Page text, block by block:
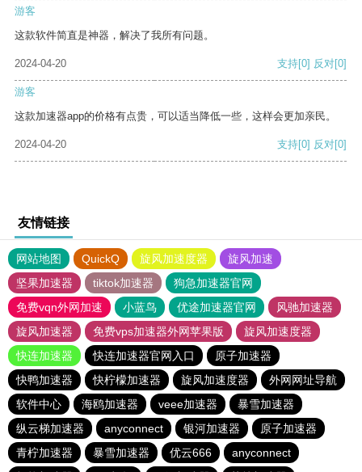
游客
这款软件简直是神器，解决了我所有问题。
2024-04-20 支持[0] 反对[0]
游客
这款加速器app的价格有点贵，可以适当降低一些，这样会更加亲民。
2024-04-20 支持[0] 反对[0]
友情链接
网站地图 QuickQ 旋风加速度器
旋风加速
坚果加速器
tiktok加速器
狗急加速器官网
免费vqn外网加速
小蓝鸟 优途加速器官网
风驰加速器
旋风加速器
免费vps加速器外网苹果版
旋风加速度器
快连加速器
快连加速器官网入口
原子加速器
快鸭加速器
快柠檬加速器 旋风加速度器
外网网址导航
软件中心
海鸥加速器 veee加速器
暴雪加速器
纵云梯加速器
anyconnect 银河加速器
原子加速器
青柠加速器
暴雪加速器 优云666
anyconnect